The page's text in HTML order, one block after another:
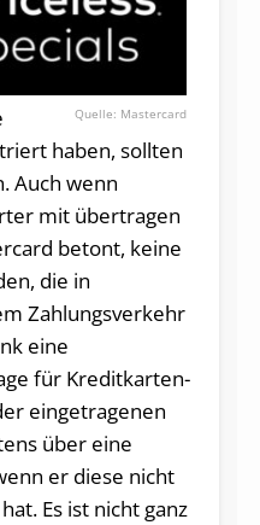
Mastercard
haben, sollten
Auch wenn
mit übertragen
betont, keine
die in
Zahlungsverkehr
eine
für Kreditkarten-
eingetragenen
über eine
er diese nicht
Es ist nicht ganz